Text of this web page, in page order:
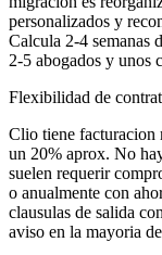
personalizados y
Calcula 2-4 semanas
2-5 abogados y unos
Flexibilidad de
Clio tiene facturacion
un 20% aprox. No
suelen requerir
o anualmente con
clausulas de salida
aviso en la mayoria